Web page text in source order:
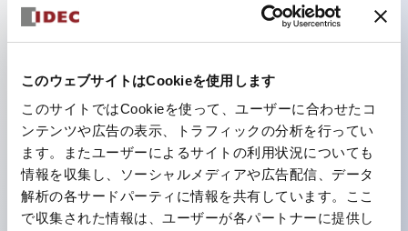
このウェブサイトはCookieを使用します
このサイトではCookieを使って、ユーザーに合わせたコ
ンテンツや広告の表示、トラフィックの分析を行ってい
ます。またユーザーによるサイトの利用状況についても
情報を収集し、ソーシャルメディアや広告配信、データ
解析の各サードパーティに情報を共有しています。ここ
で収集された情報は、ユーザーが各パートナーに提供し
照光ユニットの低電圧タイプ(6～24Vタイプ)は2026
フィンガープロテクション構造、ねじアップ端子構造、
保護構造IP20に対応したHW-U形コンタクトブロック
を搭載。
高電圧タイプのLED球が搭載可能になり、ダイレクト
タイプの定格使用電圧が最大240Vまで対応可能になり
ました。